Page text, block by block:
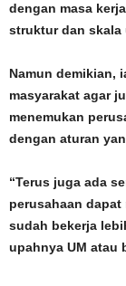
dengan masa
struktur dan skala
Namun demikian,
masyarakat agar
menemukan
dengan aturan
“Terus juga ada
perusahaan
sudah bekerja
upahnya UM atau